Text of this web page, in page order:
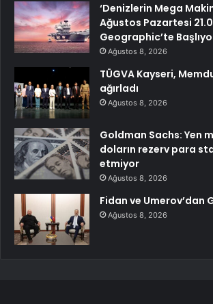
‘Denizlerin Mega
Ağustos Pazartesi
Geographic’te
Ağustos 8, 2026
TÜGVA Kayseri,
ağırladı
Ağustos 8, 2026
Goldman Sachs: Yen
doların rezerv para
etmiyor
Ağustos 8, 2026
Fidan ve Umerov’dan
Ağustos 8, 2026